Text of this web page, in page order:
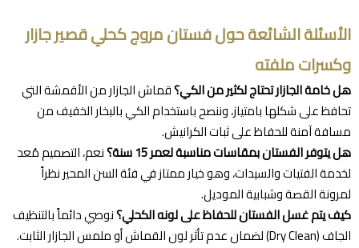
الأسئلة الشائعة حول فستان مروج كحلي قصير جازار
وكسرات ملفته
هل خامة الجازار تحتاج لكثير من الكي؟قماش الجازار من الأقمشة التي
تحافظ على شكلها بامتياز، وننصح باستخدام الكي بالبخار الخفيف من
مسافة آمنة للحفاظ على ثبات الكرانيش.
هل يتوفر الفستان بمقاسات مناسبة لعمر 15 سنة؟
نعم، التصميم مُعد
لخدمة الفتيات والسيدات، وهو خيار ممتاز في فئة السن المحير نظراً
لمرونة القصة وشبابية الموديل.
كيف يتم غسل الفستان للحفاظ على لونه الكحلي؟نوصي دائماً بالتنظيف
الجاف (Dry Clean) لضمان عدم تأثر لون القماش أو ملمس الجازار الثابت.